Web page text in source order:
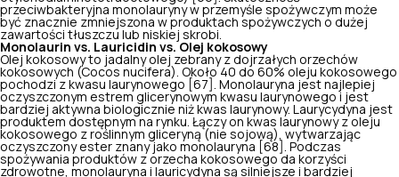
przeciwbakteryjna monolauryny w przemyśle spożywczym może
być znacznie zmniejszona w produktach spożywczych o dużej
zawartości tłuszczu lub niskiej skrobi.
Monolaurin vs. Lauricidin vs. Olej kokosowy
Olej kokosowy to jadalny olej zebrany z dojrzałych orzechów
kokosowych (Cocos nucifera). Około 40 do 60% oleju kokosowego
pochodzi z kwasu laurynowego [67]. Monolauryna jest najlepiej
oczyszczonym estrem glicerynowym kwasu laurynowego i jest
bardziej aktywna biologicznie niż kwas laurynowy. Laurycydyna jest
produktem dostępnym na rynku. Łączy on kwas laurynowy z oleju
kokosowego z roślinnym gliceryną (nie sojową), wytwarzając
oczyszczony ester znany jako monolauryna [68]. Podczas
spożywania produktów z orzecha kokosowego da korzyści
zdrowotne, monolauryna i lauricydyna są silniejsze i bardziej